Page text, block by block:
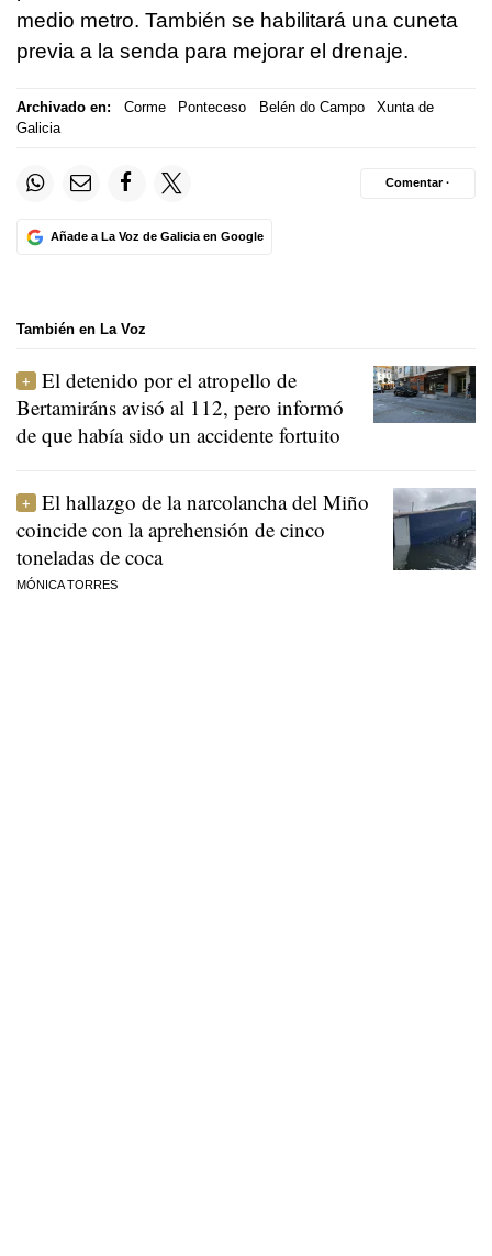
medio metro. También se habilitará una cuneta
previa a la senda para mejorar el drenaje.
Archivado en: Corme Ponteceso Belén do Campo
Xunta de
Galicia
Añade a La Voz de Galicia en Google
Comentar ·
También en La Voz
El detenido por el atropello de
Bertamiráns avisó al 112, pero informó
de que había sido un accidente fortuito
El hallazgo de la narcolancha del Miño
coincide con la aprehensión de cinco
toneladas de coca
MÓNICA TORRES